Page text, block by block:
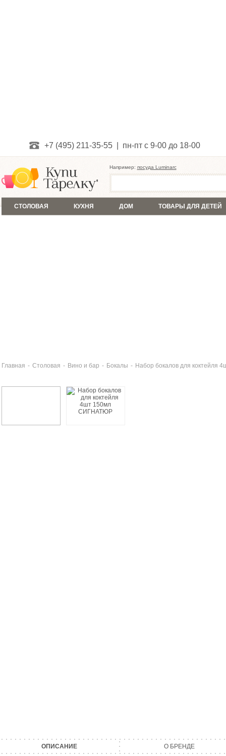
+7 (495) 211-35-55 | пн-пт с 9-00 до 18-00
Например: посуда Luminarc
СТОЛОВАЯ КУХНЯ ДОМ ТОВАРЫ ДЛЯ ДЕТЕЙ
Главная - Столовая - Вино и бар - Бокалы - Набор бокалов для
бокалов для коктейля 6шт СИГНАТЮР
ОПИСАНИЕ О БРЕНДЕ